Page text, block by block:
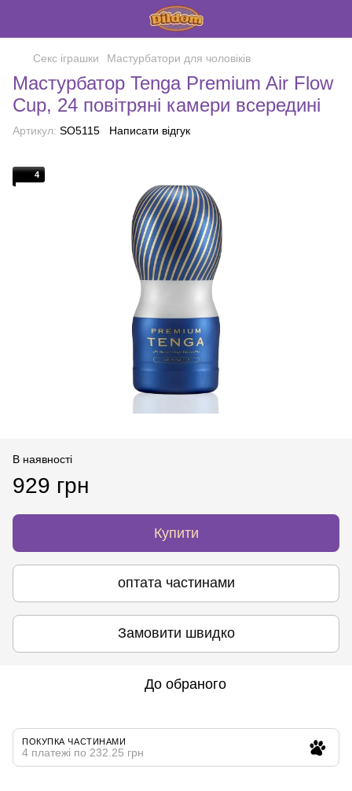
Секс іграшки Мастурбатори для чоловіків
Мастурбатор Tenga Premium Air Flow
Cup, 24 повітряні камери всередині
Артикул: SO5115 Написати відгук
4
В наявності
929 грн
Купити
оптата частинами
Замовити швидко
До обраного
ПОКУПКА ЧАСТИНАМИ
4 платежі по 232.25 грн